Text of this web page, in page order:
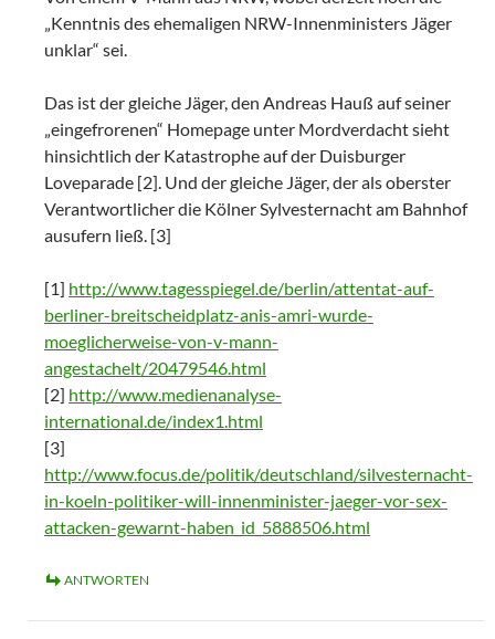
„Kenntnis des ehemaligen NRW-Innenministers Jäger
unklar“ sei.
Das ist der gleiche Jäger, den Andreas Hauß auf seiner
„eingefrorenen“ Homepage unter Mordverdacht sieht
hinsichtlich der Katastrophe auf der Duisburger
Loveparade [2]. Und der gleiche Jäger, der als oberster
Verantwortlicher die Kölner Sylvesternacht am Bahnhof
ausufern ließ. [3]
[1] http://www.tagesspiegel.de/berlin/attentat-auf-
berliner-breitscheidplatz-anis-amri-wurde-
moeglicherweise-von-v-mann-
angestachelt/20479546.html
[2] http://www.medienanalyse-
international.de/index1.html
[3]
http://www.focus.de/politik/deutschland/silvesternacht-
in-koeln-politiker-will-innenminister-jaeger-vor-sex-
attacken-gewarnt-haben_id_5888506.html
ANTWORTEN